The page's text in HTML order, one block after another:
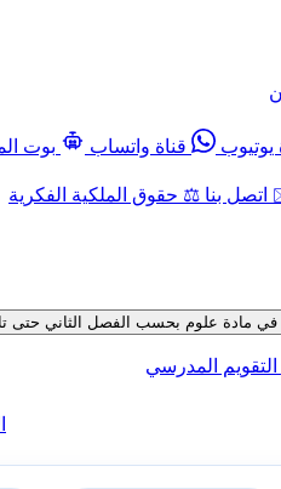
يوتيوب قناة واتساب بوت
اتصل بنا ⚖️ حقوق الملكية الفكرية
علوم بحسب الفصل الثاني حتى تاريخ 09-08-
التقويم المدرسي